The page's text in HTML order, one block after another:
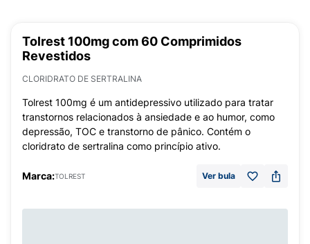
Tolrest 100mg com 60 Comprimidos
Revestidos
CLORIDRATO DE SERTRALINA
Tolrest 100mg é um antidepressivo utilizado para tratar
transtornos relacionados à ansiedade e ao humor, como
depressão, TOC e transtorno de pânico. Contém o
cloridrato de sertralina como princípio ativo.
Marca:TOLREST Ver bula